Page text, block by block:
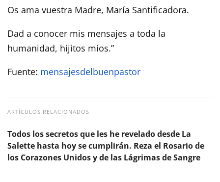
Os ama vuestra Madre, María Santificadora.
Dad a conocer mis mensajes a toda la
humanidad, hijitos míos.”
Fuente: mensajesdelbuenpastor
ARTÍCULOS RELACIONADOS
Todos los secretos que les he revelado desde La
Salette hasta hoy se cumplirán. Reza el Rosario de
los Corazones Unidos y de las Lágrimas de Sangre